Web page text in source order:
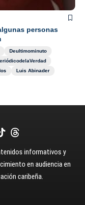
personas
Deultimominuto
Luis Abinader
informativos y
en audiencia en
caribeña.